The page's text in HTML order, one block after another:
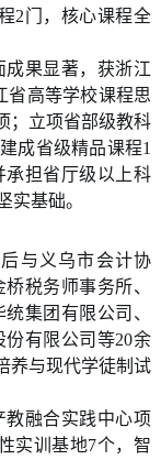
2门，核心课程全
果显著，获浙江
省高等学校课程思
；立项省部级教科
成省级精品课程1
承担省厅级以上科
实基础。
与义乌市会计协
税务师事务所、
集团有限公司、
有限公司等20余
养与现代学徒制试
融合实践中心项
实训基地7个，智